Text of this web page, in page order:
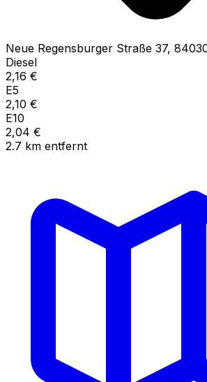
Neue Regensburger Straße 37,
Diesel
2,16 €
E5
2,10 €
E10
2,04 €
2.7 km entfernt